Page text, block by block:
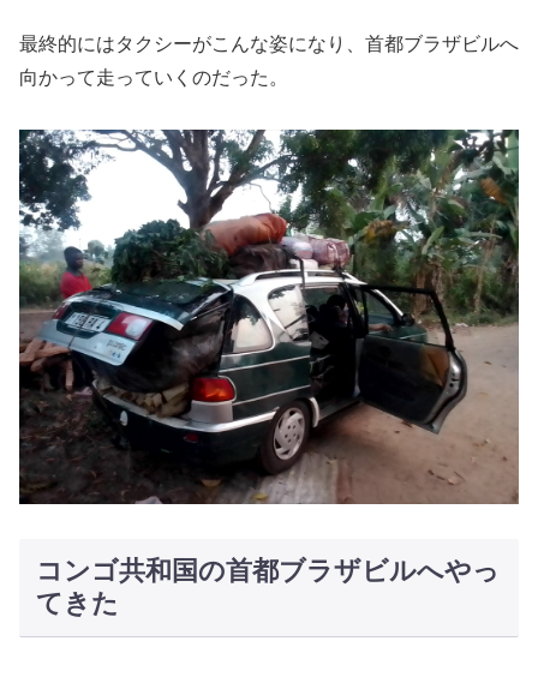
最終的にはタクシーがこんな姿になり、首都ブラザビルへ
向かって走っていくのだった。
コンゴ共和国の首都ブラザビルへやっ
てきた